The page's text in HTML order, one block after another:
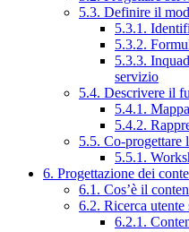
5.3. Definire il
5.3.1.
5.3.2.
5.3.3.
servizio
5.4. Descrivere il
5.4.1.
5.4.2.
5.5. Co-progettare
5.5.1.
6. Progettazione dei
6.1. Cos’è il
6.2. Ricerca
6.2.1.